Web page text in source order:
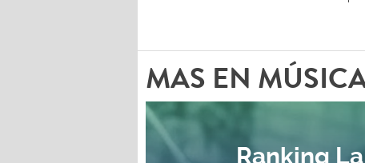
MAS EN
Ranking